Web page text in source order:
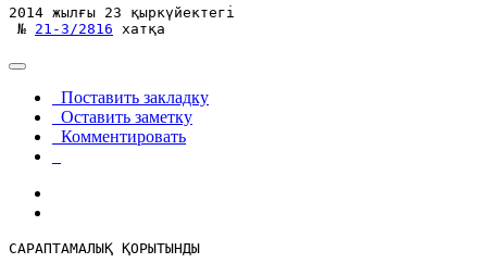
2014 жылғы 23 қыркүйектегі
№ 21-3/2816 хатқа
Поставить закладку
Оставить заметку
Комментировать
САРАПТАМАЛЫҚ ҚОРЫТЫНДЫ